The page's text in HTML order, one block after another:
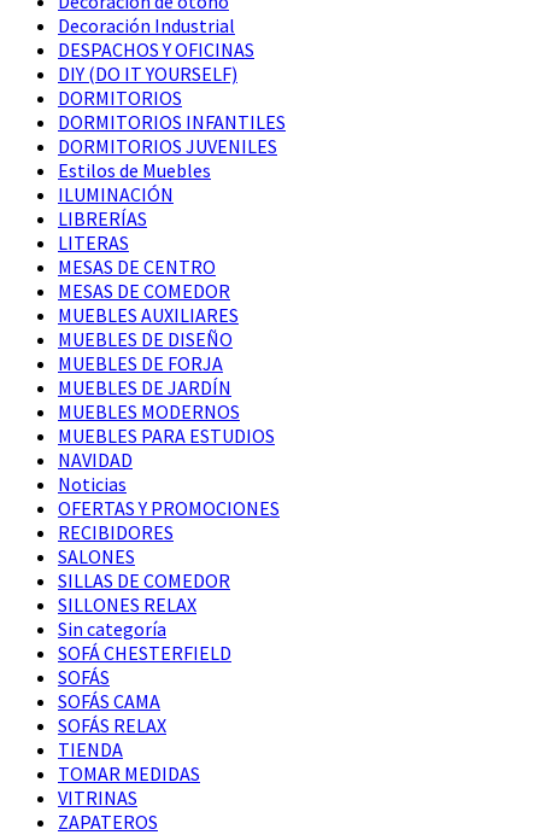
Decoración Industrial
DESPACHOS Y OFICINAS
DIY (DO IT YOURSELF)
DORMITORIOS
DORMITORIOS INFANTILES
DORMITORIOS JUVENILES
Estilos de Muebles
ILUMINACIÓN
LIBRERÍAS
LITERAS
MESAS DE CENTRO
MESAS DE COMEDOR
MUEBLES AUXILIARES
MUEBLES DE DISEÑO
MUEBLES DE FORJA
MUEBLES DE JARDÍN
MUEBLES MODERNOS
MUEBLES PARA ESTUDIOS
NAVIDAD
Noticias
OFERTAS Y PROMOCIONES
RECIBIDORES
SALONES
SILLAS DE COMEDOR
SILLONES RELAX
Sin categoría
SOFÁ CHESTERFIELD
SOFÁS
SOFÁS CAMA
SOFÁS RELAX
TIENDA
TOMAR MEDIDAS
VITRINAS
ZAPATEROS